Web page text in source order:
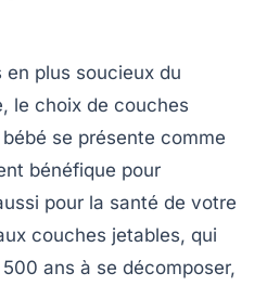
en plus soucieux du
, le choix de couches
se présente comme
bénéfique pour
pour la santé de votre
couches jetables, qui
500 ans à se décomposer,